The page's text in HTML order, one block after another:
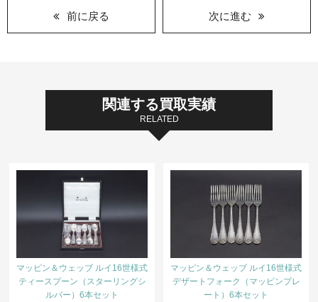
前に戻る 次に進む
関連する買取実績
RELATED
マッピン＆ウェッブ ルイ16世様式
ティースプーン（スターリングシ
ルバー）6本セット
マッピン＆ウェッブ ルイ16世様式
デザートフォーク（マッピンプレ
ート）6本セット